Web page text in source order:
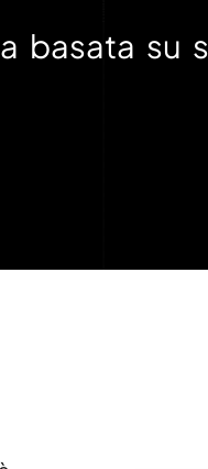
basata su